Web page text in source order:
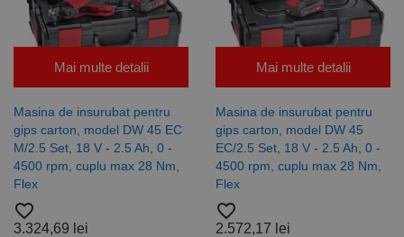
Mai multe detalii
Masina de insurubat pentru
gips carton, model DW 45 EC
M/2.5 Set, 18 V - 2.5 Ah, 0 -
4500 rpm, cuplu max 28 Nm,
Flex
favorite_border
3.324,69 lei
Mai multe detalii
Masina de insurubat pentru
gips carton, model DW 45
EC/2.5 Set, 18 V - 2.5 Ah, 0 -
4500 rpm, cuplu max 28 Nm,
Flex
favorite_border
2.572,17 lei